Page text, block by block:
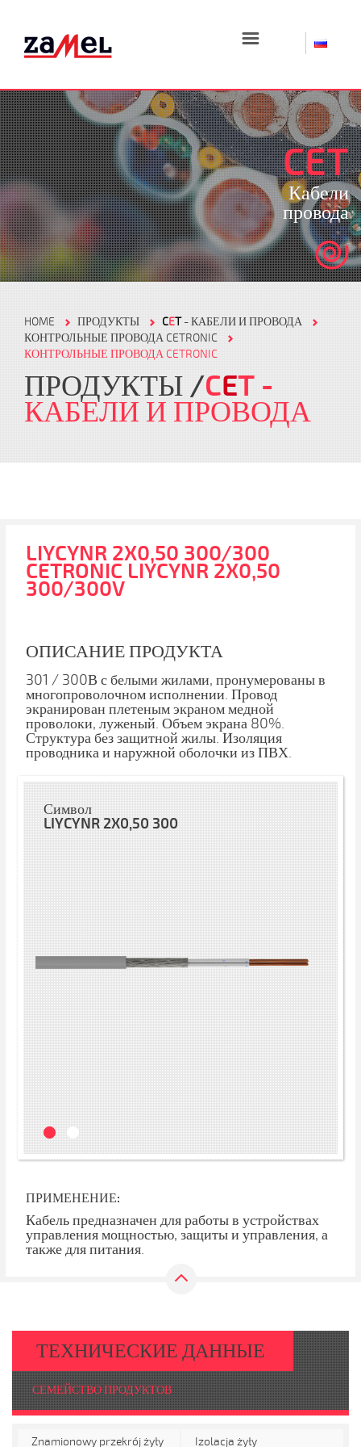
☰
CET
Кабели
провода
HOME ПРОДУКТЫ CET- КАБЕЛИ И ПРОВОДА
КОНТРОЛЬНЫЕ ПРОВОДА CETRONIC
КОНТРОЛЬНЫЕ ПРОВОДА CETRONIC
ПРОДУКТЫ CET -
КАБЕЛИ И ПРОВОДА
LIYCYNR 2X0,50 300/300
CETRONIC LIYCYNR 2X0,50
300/300V
ОПИСАНИЕ ПРОДУКТА
301 / 300В с белыми жилами, пронумерованы в
многопроволочном исполнении. Провод
экранирован плетеным экраном медной
проволоки, луженый. Объем экрана 80%.
Структура без защитной жилы. Изоляция
проводника и наружной оболочки из ПВХ.
Символ
LIYCYNR 2X0,50 300
ПРИМЕНЕНИЕ:
Кабель предназначен для работы в устройствах
управления мощностью, защиты и управления, а
также для питания.
ТЕХНИЧЕСКИЕ ДАННЫЕ
СЕМЕЙСТВО ПРОДУКТОВ
Znamionowy przekrój żyły Izolacja żyły